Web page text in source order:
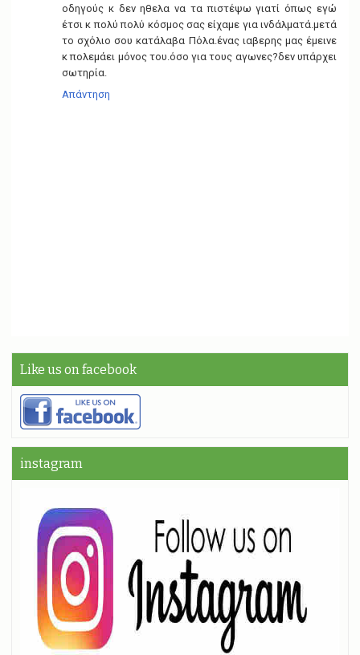
οδηγούς κ δεν ηθελα να τα πιστέψω γιατί όπως εγώ
έτσι κ πολύ πολύ κόσμος σας είχαμε για ινδάλματά.μετά
το σχόλιο σου κατάλαβα Πόλα.ένας ιαβερης μας έμεινε
κ πολεμάει μόνος του.όσο για τους αγωνες?δεν υπάρχει
σωτηρία.
Απάντηση
Like us on facebook
instagram